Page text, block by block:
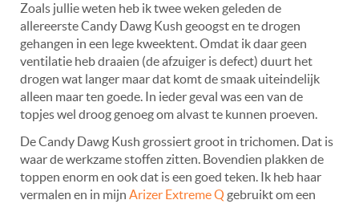
Zoals jullie weten heb ik twee weken geleden de
allereerste Candy Dawg Kush geoogst en te drogen
gehangen in een lege kweektent. Omdat ik daar geen
ventilatie heb draaien (de afzuiger is defect) duurt het
drogen wat langer maar dat komt de smaak uiteindelijk
alleen maar ten goede. In ieder geval was een van de
topjes wel droog genoeg om alvast te kunnen proeven.
De Candy Dawg Kush grossiert groot in trichomen. Dat is
waar de werkzame stoffen zitten. Bovendien plakken de
toppen enorm en ook dat is een goed teken. Ik heb haar
vermalen en in mijn Arizer Extreme Q gebruikt om een